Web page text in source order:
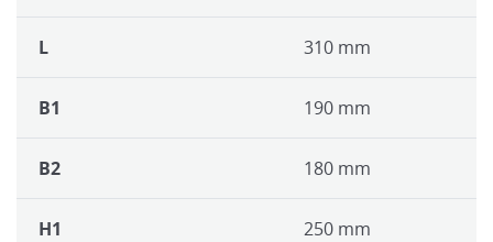
L 310 mm
B1 190 mm
B2 180 mm
H1 250 mm